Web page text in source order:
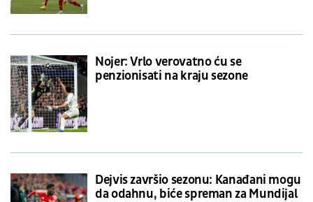
Nojer: Vrlo verovatno ću se
penzionisati na kraju sezone
Dejvis završio sezonu: Kanađani mogu
da odahnu, biće spreman za Mundijal